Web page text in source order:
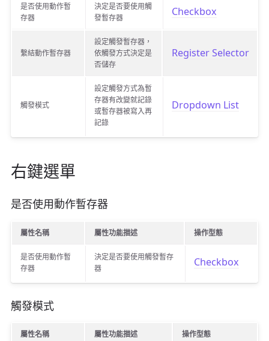
是否使用動作暫
存器
決定是否要使用觸
發暫存器
Checkbox
繫結動作暫存器
設定觸發暫存器，
依觸發方式決定是
否儲存
Register Selector
觸發模式
設定觸發方式為暫
存器有改變就記錄
或暫存器被寫入再
記錄
Dropdown List
右鍵選單
是否使用動作暫存器
屬性名稱 屬性功能描述 操作型態
是否使用動作暫
存器
決定是否要使用觸發暫存
器
Checkbox
觸發模式
屬性名稱 屬性功能描述 操作型態